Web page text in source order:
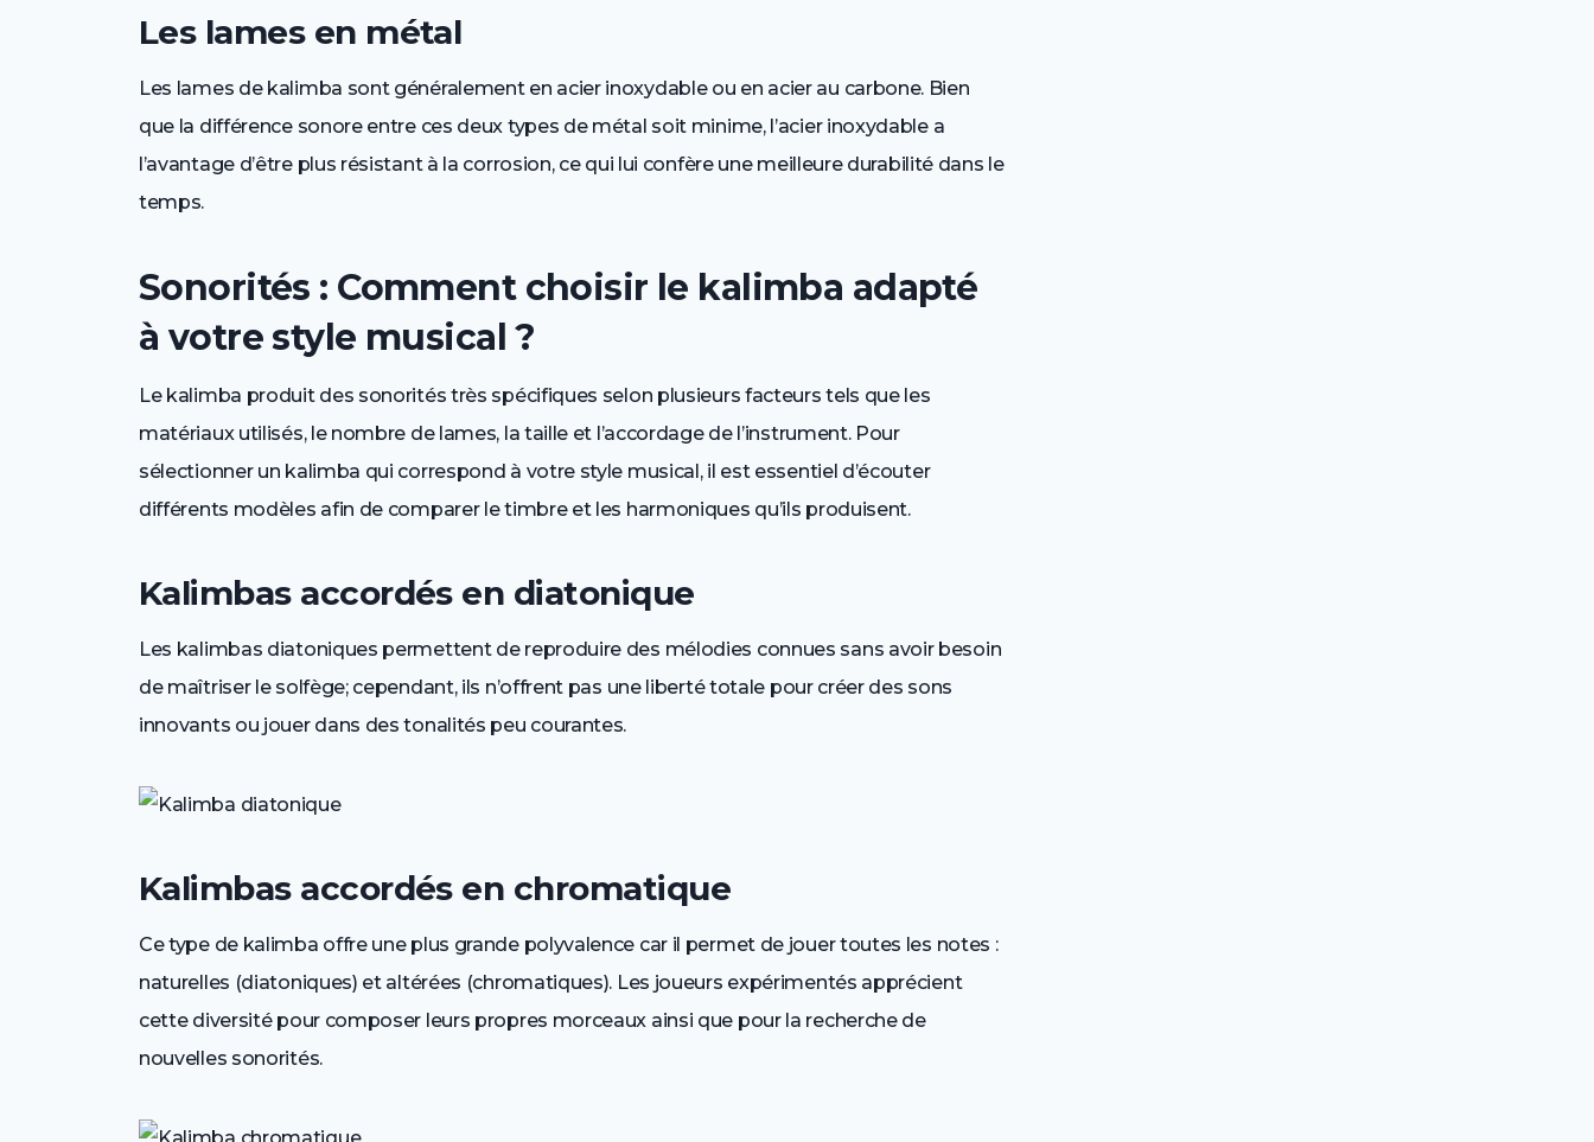
Les lames en métal
Les lames de kalimba sont généralement en acier inoxydable ou en acier au carbone. Bien
que la différence sonore entre ces deux types de métal soit minime, l’acier inoxydable a
l’avantage d’être plus résistant à la corrosion, ce qui lui confère une meilleure durabilité dans le
temps.
Sonorités : Comment choisir le kalimba adapté
à votre style musical ?
Le kalimba produit des sonorités très spécifiques selon plusieurs facteurs tels que les
matériaux utilisés, le nombre de lames, la taille et l’accordage de l’instrument. Pour
sélectionner un kalimba qui correspond à votre style musical, il est essentiel d’écouter
différents modèles afin de comparer le timbre et les harmoniques qu’ils produisent.
Kalimbas accordés en diatonique
Les kalimbas diatoniques permettent de reproduire des mélodies connues sans avoir besoin
de maîtriser le solfège; cependant, ils n’offrent pas une liberté totale pour créer des sons
innovants ou jouer dans des tonalités peu courantes.
Kalimbas accordés en chromatique
Ce type de kalimba offre une plus grande polyvalence car il permet de jouer toutes les notes :
naturelles (diatoniques) et altérées (chromatiques). Les joueurs expérimentés apprécient
cette diversité pour composer leurs propres morceaux ainsi que pour la recherche de
nouvelles sonorités.